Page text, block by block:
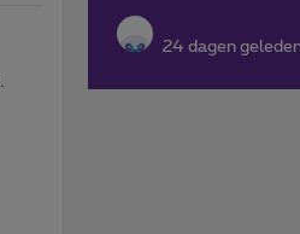
24 dagen